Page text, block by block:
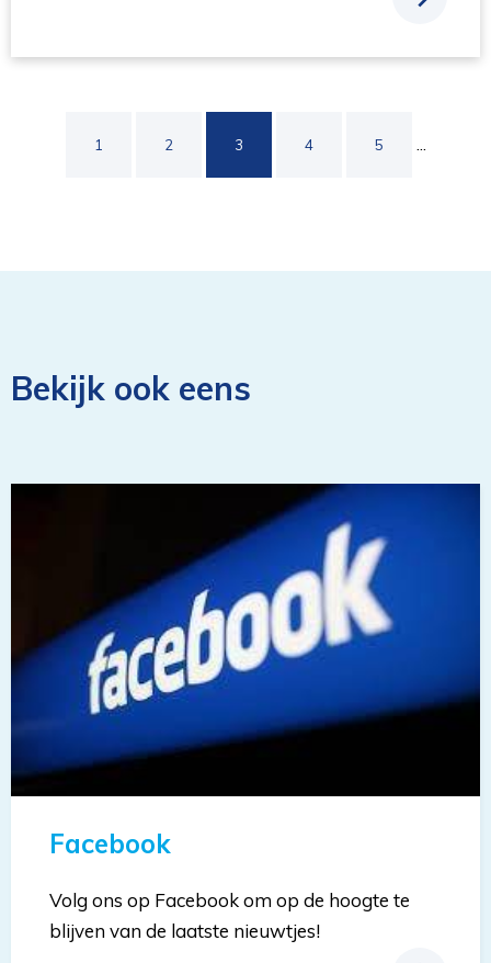
1 2 3 4 5
Bekijk ook eens
Facebook
Volg ons op Facebook om op de hoogte te
blijven van de laatste nieuwtjes!